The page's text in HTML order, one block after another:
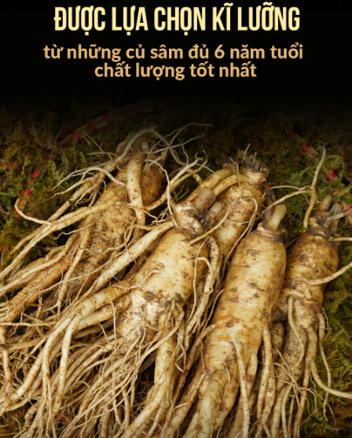
▪️ Hotline:(zalo) 0968 60 61 69 - 0968 88 49 99
Một số hình ảnh chi tiết của sản phẩm Sâm tươi Hàn Quốc 6
năm tuổi hầm gà 25 - 30 củ: